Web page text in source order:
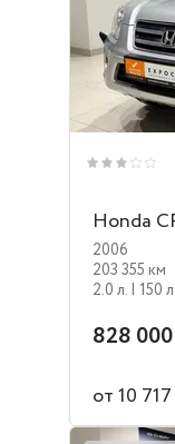
Honda
2006
203 355 км
2.0 л. | 150
828
от 10